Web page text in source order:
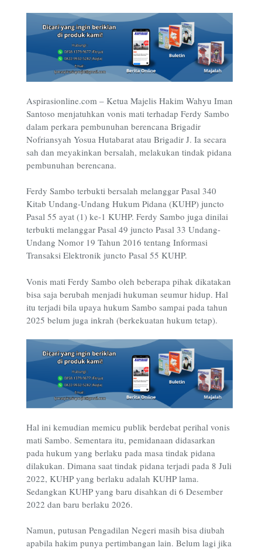
Aspirasionline.com – Ketua Majelis Hakim Wahyu Iman
Santoso menjatuhkan vonis mati terhadap Ferdy Sambo
dalam perkara pembunuhan berencana Brigadir
Nofriansyah Yosua Hutabarat atau Brigadir J. Ia secara
sah dan meyakinkan bersalah, melakukan tindak pidana
pembunuhan berencana.
Ferdy Sambo terbukti bersalah melanggar Pasal 340
Kitab Undang-Undang Hukum Pidana (KUHP) juncto
Pasal 55 ayat (1) ke-1 KUHP. Ferdy Sambo juga dinilai
terbukti melanggar Pasal 49 juncto Pasal 33 Undang-
Undang Nomor 19 Tahun 2016 tentang Informasi
Transaksi Elektronik juncto Pasal 55 KUHP.
Vonis mati Ferdy Sambo oleh beberapa pihak dikatakan
bisa saja berubah menjadi hukuman seumur hidup. Hal
itu terjadi bila upaya hukum Sambo sampai pada tahun
2025 belum juga inkrah (berkekuatan hukum tetap).
Hal ini kemudian memicu publik berdebat perihal vonis
mati Sambo. Sementara itu, pemidanaan didasarkan
pada hukum yang berlaku pada masa tindak pidana
dilakukan. Dimana saat tindak pidana terjadi pada 8 Juli
2022, KUHP yang berlaku adalah KUHP lama.
Sedangkan KUHP yang baru disahkan di 6 Desember
2022 dan baru berlaku 2026.
Namun, putusan Pengadilan Negeri masih bisa diubah
apabila hakim punya pertimbangan lain. Belum lagi jika